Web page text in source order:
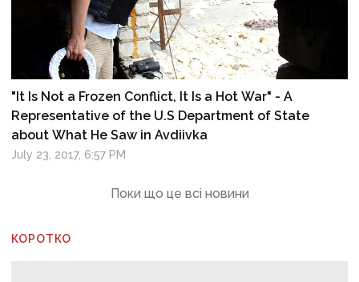
"It Is Not a Frozen Conflict, It Is a Hot War" - A
Representative of the U.S Department of State
about What He Saw in Avdiivka
July 23, 2017, 6:57 PM
Поки що це всі новини
КОРОТКО